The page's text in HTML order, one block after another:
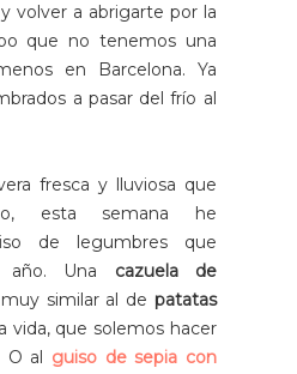
volver a abrigarte por la
que no tenemos una
en Barcelona. Ya
a pasar del frío al
fresca y lluviosa que
esta semana he
de legumbres que
año. Una cazuela de
muy similar al de patatas
vida, que solemos hacer
O al guiso de sepia con